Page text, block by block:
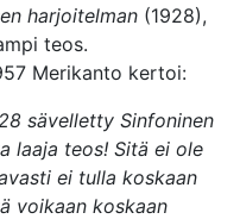
harjoitelman (1928),
teos.
Merikanto kertoi:
sävelletty Sinfoninen
laaja teos! Sitä ei ole
ei tulla koskaan
voikaan koskaan